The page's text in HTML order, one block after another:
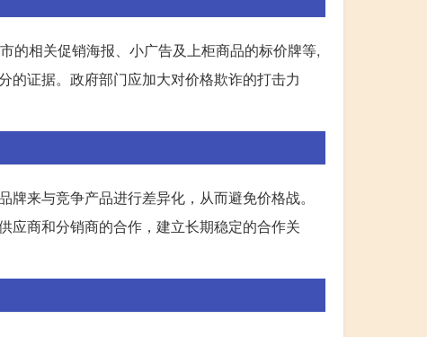
的相关促销海报、小广告及上柜商品的标价牌等,
的证据。政府部门应加大对价格欺诈的打击力
来与竞争产品进行差异化，从而避免价格战。
应商和分销商的合作，建立长期稳定的合作关